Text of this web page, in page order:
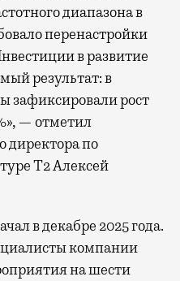
диапазона в
перенастройки
в развитие
результат: в
зафиксировали рост
— отметил
директора по
Т2 Алексей
в декабре 2025 года.
компании
на шести